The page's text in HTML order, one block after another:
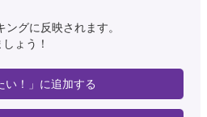
グに反映されます。
ょう！
い！」に追加する